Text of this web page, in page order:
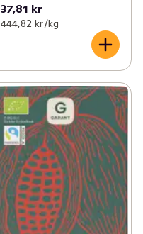
37,81 kr
444,82 kr /kg